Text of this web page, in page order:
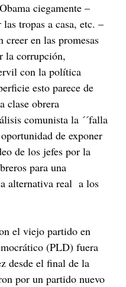
ciegamente –
tropas a casa, etc. –
creer en las promesas
la corrupción,
con la política
esto parece de
clase obrera
comunista la ´´falla
de exponer
de los jefes por la
para una
alternativa real a los
el viejo partido en
(PLD) fuera
desde el final de la
por un partido nuevo